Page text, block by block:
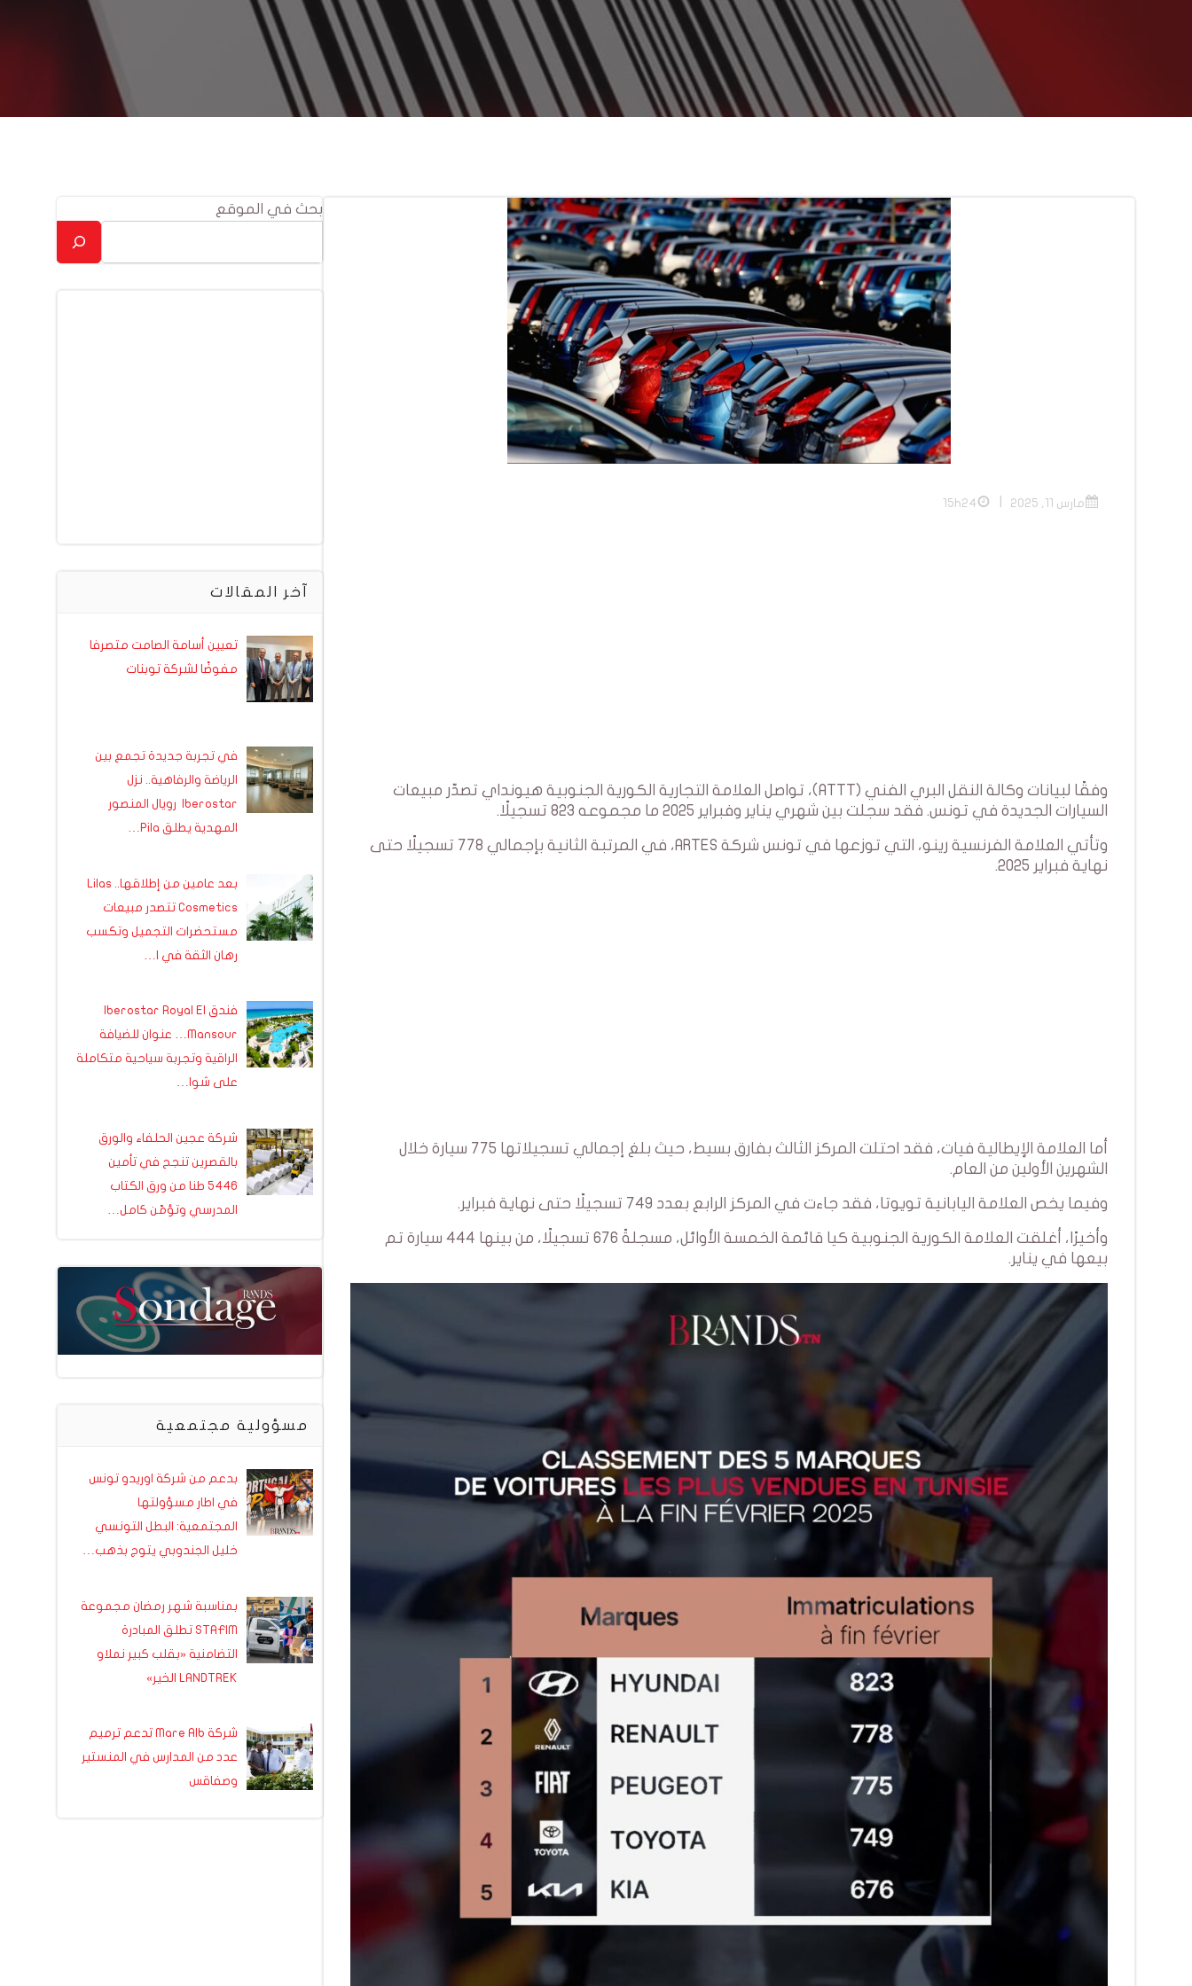
مارس 11, 2025 15h24
وفقًا لبيانات وكالة النقل البري الفني (ATTT)، تواصل العلامة التجارية الكورية الجنوبية هيونداي تصدّر مبيعات
السيارات الجديدة في تونس. فقد سجلت بين شهري يناير وفبراير 2025 ما مجموعه 823 تسجيلًا.
وتأتي العلامة الفرنسية رينو، التي توزعها في تونس شركة ARTES، في المرتبة الثانية بإجمالي 778 تسجيلًا حتى
نهاية فبراير 2025.
أما العلامة الإيطالية فيات، فقد احتلت المركز الثالث بفارق بسيط، حيث بلغ إجمالي تسجيلاتها 775 سيارة خلال
الشهرين الأولين من العام.
وفيما يخص العلامة اليابانية تويوتا، فقد جاءت في المركز الرابع بعدد 749 تسجيلًا حتى نهاية فبراير.
وأخيرًا، أغلقت العلامة الكورية الجنوبية كيا قائمة الخمسة الأوائل، مسجلةً 676 تسجيلًا، من بينها 444 سيارة تم
بيعها في يناير.
بحث في الموقع
آخر المقالات
تعيين أسامة الصامت متصرفا
مفوضًا لشركة توبنات
في تجربة جديدة تجمع بين
الرياضة والرفاهية.. نزل
Iberostar رويال المنصور
المهدية يطلق Pila…
بعد عامين من إطلاقها.. Lilas
Cosmetics تتصدر مبيعات
مستحضرات التجميل وتكسب
رهان الثقة في ا…
فندق Iberostar Royal El
Mansour… عنوان للضيافة
الراقية وتجربة سياحية متكاملة
على شوا…
شركة عجين الحلفاء والورق
بالقصرين تنجح في تأمين
5446 طنا من ورق الكتاب
المدرسي وتؤمّن كامل…
مسؤولية مجتمعية
بدعم من شركة اوريدو تونس
في اطار مسؤولتها
المجتمعية: البطل التونسي
خليل الجندوبي يتوج بذهب…
بمناسبة شهر رمضان مجموعة
STAFIM تطلق المبادرة
التضامنية «بقلب كبير نملاو
LANDTREK الخير»
شركة Mare Alb تدعم ترميم
عدد من المدارس في المنستير
وصفاقس